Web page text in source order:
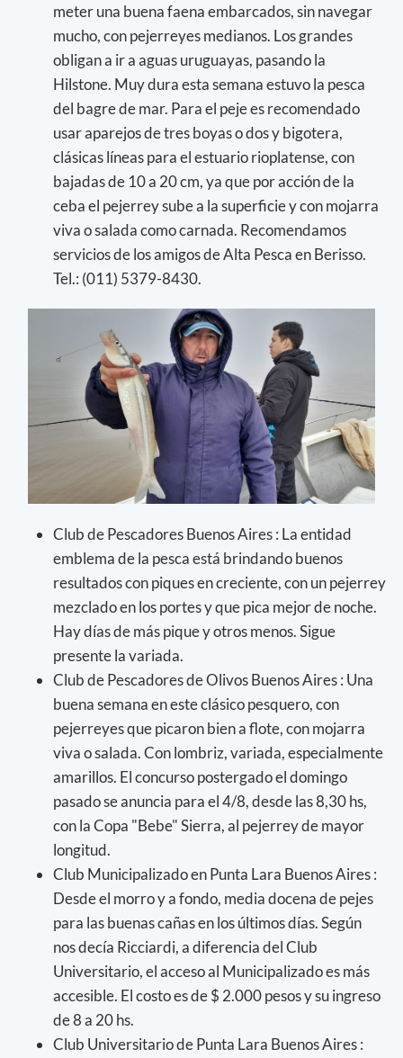
meter una buena faena embarcados, sin navegar
mucho, con pejerreyes medianos. Los grandes
obligan a ir a aguas uruguayas, pasando la
Hilstone. Muy dura esta semana estuvo la pesca
del bagre de mar. Para el peje es recomendado
usar aparejos de tres boyas o dos y bigotera,
clásicas líneas para el estuario rioplatense, con
bajadas de 10 a 20 cm, ya que por acción de la
ceba el pejerrey sube a la superficie y con mojarra
viva o salada como carnada. Recomendamos
servicios de los amigos de Alta Pesca en Berisso.
Tel.: (011) 5379-8430.
Club de Pescadores Buenos Aires : La entidad
emblema de la pesca está brindando buenos
resultados con piques en creciente, con un pejerrey
mezclado en los portes y que pica mejor de noche.
Hay días de más pique y otros menos. Sigue
presente la variada.
Club de Pescadores de Olivos Buenos Aires : Una
buena semana en este clásico pesquero, con
pejerreyes que picaron bien a flote, con mojarra
viva o salada. Con lombriz, variada, especialmente
amarillos. El concurso postergado el domingo
pasado se anuncia para el 4/8, desde las 8,30 hs,
con la Copa "Bebe" Sierra, al pejerrey de mayor
longitud.
Club Municipalizado en Punta Lara Buenos Aires :
Desde el morro y a fondo, media docena de pejes
para las buenas cañas en los últimos días. Según
nos decía Ricciardi, a diferencia del Club
Universitario, el acceso al Municipalizado es más
accesible. El costo es de $ 2.000 pesos y su ingreso
de 8 a 20 hs.
Club Universitario de Punta Lara Buenos Aires :